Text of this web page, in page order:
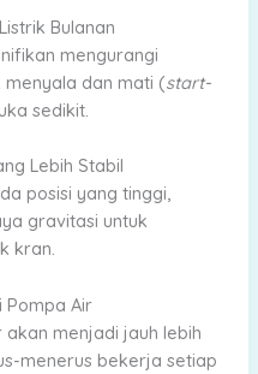
Bulanan
mengurangi
dan mati (start-
sedikit.
Lebih Stabil
posisi yang tinggi,
gravitasi untuk
kran.
Pompa Air
menjadi jauh lebih
menerus bekerja setiap